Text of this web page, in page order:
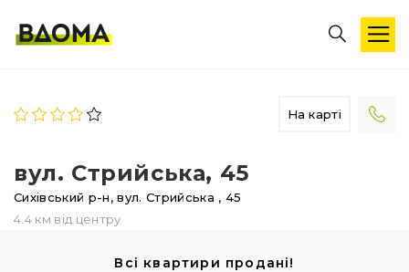
На карті
вул. Стрийська, 45
Сихівський р-н,вул. Стрийська , 45
4.4 км від центру
Всі квартири продані!